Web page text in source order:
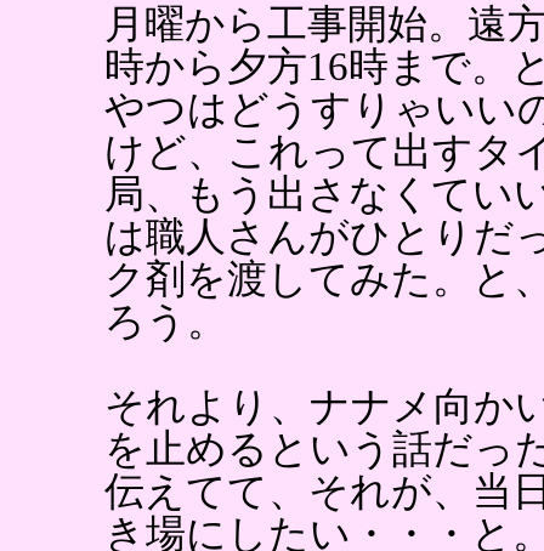
月曜から工事開始。遠
時から夕方16時まで。
やつはどうすりゃいい
けど、これって出すタ
局、もう出さなくてい
は職人さんがひとりだ
ク剤を渡してみた。と
ろう。
それより、ナナメ向か
を止めるという話だっ
伝えてて、それが、当
き場にしたい・・・と